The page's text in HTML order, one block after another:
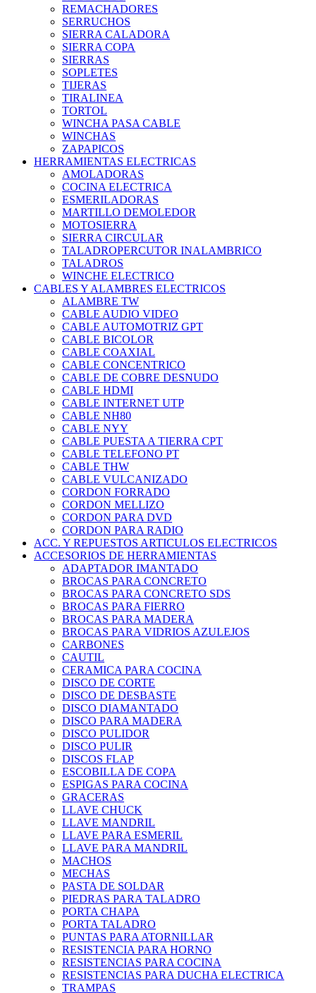
REMACHADORES
SERRUCHOS
SIERRA CALADORA
SIERRA COPA
SIERRAS
SOPLETES
TIJERAS
TIRALINEA
TORTOL
WINCHA PASA CABLE
WINCHAS
ZAPAPICOS
HERRAMIENTAS ELECTRICAS
AMOLADORAS
COCINA ELECTRICA
ESMERILADORAS
MARTILLO DEMOLEDOR
MOTOSIERRA
SIERRA CIRCULAR
TALADROPERCUTOR INALAMBRICO
TALADROS
WINCHE ELECTRICO
CABLES Y ALAMBRES ELECTRICOS
ALAMBRE TW
CABLE AUDIO VIDEO
CABLE AUTOMOTRIZ GPT
CABLE BICOLOR
CABLE COAXIAL
CABLE CONCENTRICO
CABLE DE COBRE DESNUDO
CABLE HDMI
CABLE INTERNET UTP
CABLE NH80
CABLE NYY
CABLE PUESTA A TIERRA CPT
CABLE TELEFONO PT
CABLE THW
CABLE VULCANIZADO
CORDON FORRADO
CORDON MELLIZO
CORDON PARA DVD
CORDON PARA RADIO
ACC. Y REPUESTOS ARTICULOS ELECTRICOS
ACCESORIOS DE HERRAMIENTAS
ADAPTADOR IMANTADO
BROCAS PARA CONCRETO
BROCAS PARA CONCRETO SDS
BROCAS PARA FIERRO
BROCAS PARA MADERA
BROCAS PARA VIDRIOS AZULEJOS
CARBONES
CAUTIL
CERAMICA PARA COCINA
DISCO DE CORTE
DISCO DE DESBASTE
DISCO DIAMANTADO
DISCO PARA MADERA
DISCO PULIDOR
DISCO PULIR
DISCOS FLAP
ESCOBILLA DE COPA
ESPIGAS PARA COCINA
GRACERAS
LLAVE CHUCK
LLAVE MANDRIL
LLAVE PARA ESMERIL
LLAVE PARA MANDRIL
MACHOS
MECHAS
PASTA DE SOLDAR
PIEDRAS PARA TALADRO
PORTA CHAPA
PORTA TALADRO
PUNTAS PARA ATORNILLAR
RESISTENCIA PARA HORNO
RESISTENCIAS PARA COCINA
RESISTENCIAS PARA DUCHA ELECTRICA
TRAMPAS